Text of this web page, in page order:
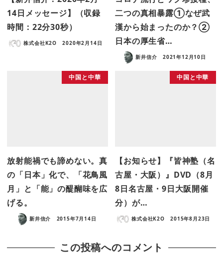
14日メッセージ】（収録
時間：22分30秒）
株式会社K2O 2020年2月14日
二つの真相暴露①なぜ武
漢から始まったのか？②
日本の厚生省…
新井信介 2021年12月10日
中国と中華
放射能禍でも諦めない。真
の「日本」化で、「花鳥風
月」と「能」の醍醐味を広
げる。
新井信介 2015年7月14日
中国と中華
【お知らせ】『皆神塾（名
古屋・大阪）』DVD（8月
8日名古屋・9日大阪開催
分）が…
株式会社K2O 2015年8月23日
この投稿へのコメント